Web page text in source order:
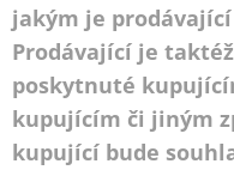
jakým je
Prodávající je
poskytnuté
kupujícím či jiným
kupující bude